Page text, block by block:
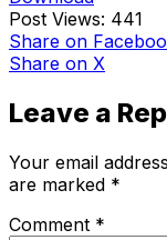
Post Views: 441
Share on
Share on X
Leave a
Your email
are marked *
Comment *